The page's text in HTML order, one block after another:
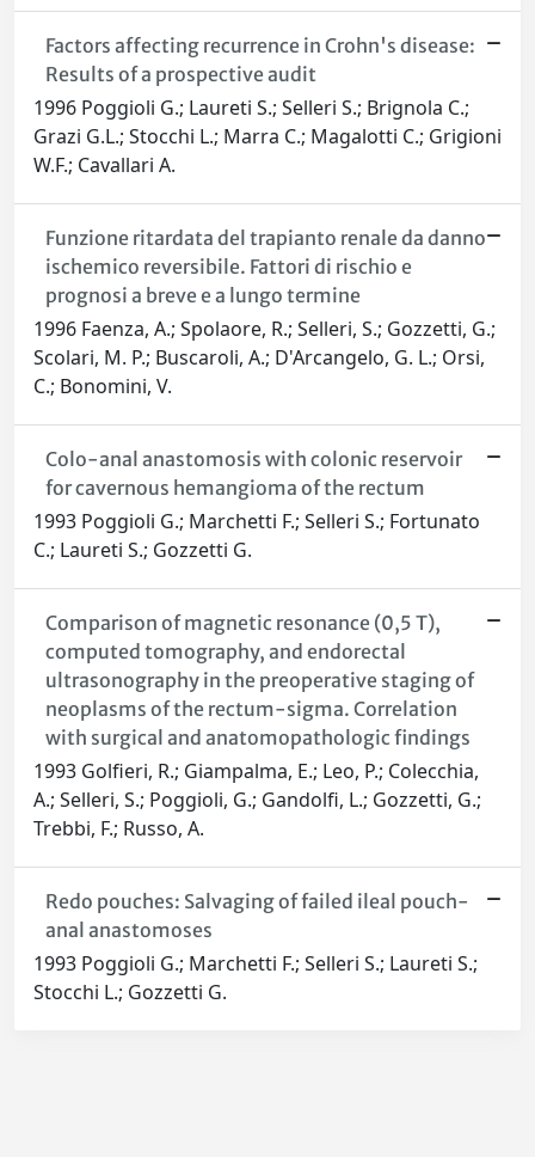
Factors affecting recurrence in Crohn's disease:
Results of a prospective audit
1996 Poggioli G.; Laureti S.; Selleri S.; Brignola C.;
Grazi G.L.; Stocchi L.; Marra C.; Magalotti C.; Grigioni
W.F.; Cavallari A.
Funzione ritardata del trapianto renale da danno
ischemico reversibile. Fattori di rischio e
prognosi a breve e a lungo termine
1996 Faenza, A.; Spolaore, R.; Selleri, S.; Gozzetti, G.;
Scolari, M. P.; Buscaroli, A.; D'Arcangelo, G. L.; Orsi,
C.; Bonomini, V.
Colo-anal anastomosis with colonic reservoir
for cavernous hemangioma of the rectum
1993 Poggioli G.; Marchetti F.; Selleri S.; Fortunato
C.; Laureti S.; Gozzetti G.
Comparison of magnetic resonance (0,5 T),
computed tomography, and endorectal
ultrasonography in the preoperative staging of
neoplasms of the rectum-sigma. Correlation
with surgical and anatomopathologic findings
1993 Golfieri, R.; Giampalma, E.; Leo, P.; Colecchia,
A.; Selleri, S.; Poggioli, G.; Gandolfi, L.; Gozzetti, G.;
Trebbi, F.; Russo, A.
Redo pouches: Salvaging of failed ileal pouch-
anal anastomoses
1993 Poggioli G.; Marchetti F.; Selleri S.; Laureti S.;
Stocchi L.; Gozzetti G.